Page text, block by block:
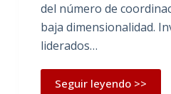
del número de
baja dimensionalidad.
liderados…
Seguir leyendo >>